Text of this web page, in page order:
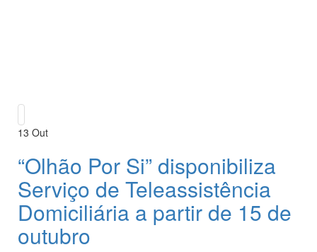
13 Out
“Olhão Por Si” disponibiliza
Serviço de Teleassistência
Domiciliária a partir de 15 de
outubro